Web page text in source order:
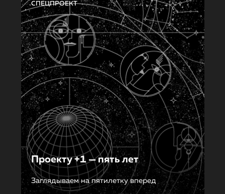
СПЕЦПРОЕКТ
Проекту +1 — пять лет
Заглядываем на пятилетку вперед